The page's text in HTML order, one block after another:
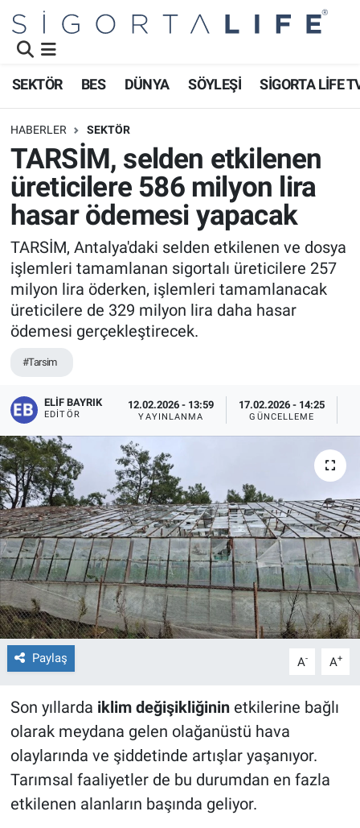
SEKTÖR BES DÜNYA SÖYLEŞİ SİGORTA LİFE
HABERLER SEKTÖR
TARSİM, selden etkilenen
üreticilere 586 milyon lira
hasar ödemesi yapacak
TARSİM, Antalya'daki selden etkilenen ve dosya
işlemleri tamamlanan sigortalı üreticilere 257
milyon lira öderken, işlemleri tamamlanacak
üreticilere de 329 milyon lira daha hasar
ödemesi gerçekleştirecek.
#Tarsim
ELIF BAYRIK
EDITÖR
12.02.2026 - 13:59
YAYINLANMA
17.02.2026 - 14:25
GÜNCELLEME
Paylaş A- A+
Son yıllarda iklim değişikliğinin etkilerine bağlı
olarak meydana gelen olağanüstü hava
olaylarında ve şiddetinde artışlar yaşanıyor.
Tarımsal faaliyetler de bu durumdan en fazla
etkilenen alanların başında geliyor.
Namaz Vakitleri
Trafik Durumu
Süper Lig Puan Durumu ve Fikstür
Tüm Manşetler
Son Dakika Haberleri